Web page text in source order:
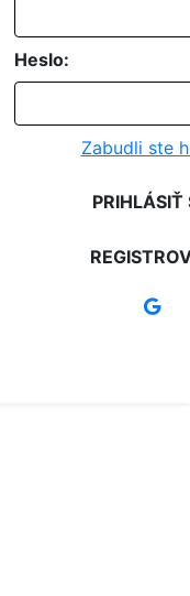
Heslo:
Zabudli ste
PRIHLÁSIŤ